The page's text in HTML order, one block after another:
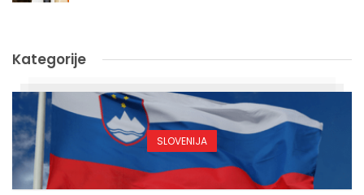
Kategorije
SLOVENIJA